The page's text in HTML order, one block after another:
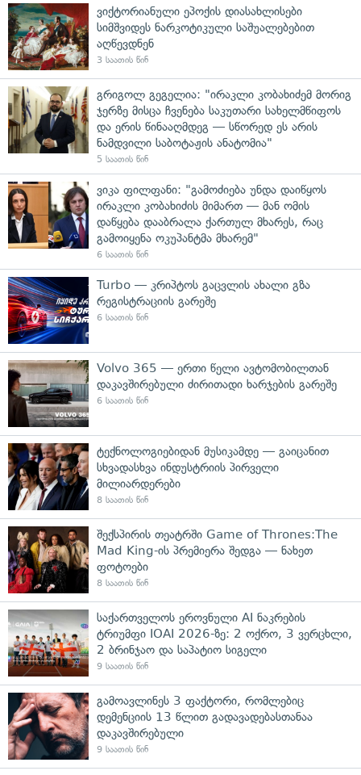
ვიქტორიანული ეპოქის დიასახლისები
სიმშვიდეს ნარკოტიკული საშუალებებით
აღწევდნენ
3 საათის წინ
გრიგოლ გეგელია: "ირაკლი კობახიძემ მორიგ
ჯერზე მისცა ჩვენება საკუთარი სახელმწიფოს
და ერის წინააღმდეგ — სწორედ ეს არის
ნამდვილი საბოტაჟის ანატომია"
5 საათის წინ
ვიკა ფილფანი: "გამოძიება უნდა დაიწყოს
ირაკლი კობახიძის მიმართ — მან ომის
დაწყება დააბრალა ქართულ მხარეს, რაც
გამოიყენა ოკუპანტმა მხარემ"
6 საათის წინ
Turbo — კრიპტოს გაცვლის ახალი გზა
რეგისტრაციის გარეშე
6 საათის წინ
Volvo 365 — ერთი წელი ავტომობილთან
დაკავშირებული ძირითადი ხარჯების გარეშე
6 საათის წინ
ტექნოლოგიებიდან მუსიკამდე — გაიცანით
სხვადასხვა ინდუსტრიის პირველი
მილიარდერები
8 საათის წინ
შექსპირის თეატრში Game of Thrones:The
Mad King-ის პრემიერა შედგა — ნახეთ
ფოტოები
8 საათის წინ
საქართველოს ეროვნული AI ნაკრების
ტრიუმფი IOAI 2026-ზე: 2 ოქრო, 3 ვერცხლი,
2 ბრინჯაო და საპატიო სიგელი
9 საათის წინ
გამოავლინეს 3 ფაქტორი, რომლებიც
დემენციის 13 წლით გადავადებასთანაა
დაკავშირებული
9 საათის წინ